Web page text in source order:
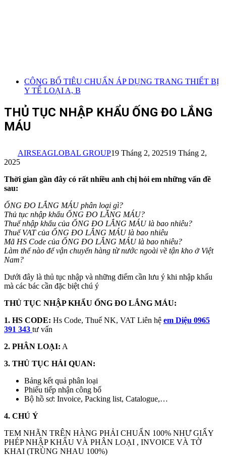
CÔNG BỐ TIÊU CHUẨN ÁP DỤNG TRANG THIẾT BỊ
Y TẾ LOẠI A, B
THỦ TỤC NHẬP KHẨU ỐNG ĐO LẮNG
MÁU
AIRSEAGLOBAL GROUP19 Tháng 2, 202519 Tháng 2,
2025
Thời gian gần đây có rất nhiều anh chị hỏi em những vấn đề
sau:
ỐNG ĐO LẮNG MÁU phân loại gì?
Thủ tục nhập khẩu ỐNG ĐO LẮNG MÁU?
Thuế nhập khẩu của ỐNG ĐO LẮNG MÁU là bao nhiêu?
Thuế VAT của ỐNG ĐO LẮNG MÁU là bao nhiêu
Mã HS Code của ỐNG ĐO LẮNG MÁU là bao nhiêu?
Làm thế nào để vận chuyển hàng từ nước ngoài về tận kho ở Việt
Nam?
Dưới đây là thủ tục nhập và những điểm cần lưu ý khi nhập khẩu
mà các bác cần đặc biệt chú ý
THỦ TỤC NHẬP KHẨU ỐNG ĐO LẮNG MÁU:
1. HS CODE: Hs Code, Thuế NK, VAT Liên hệ em Diệu 0965
391 343 tư vấn
2. PHÂN LOẠI: A
3. THỦ TỤC HẢI QUAN:
Bảng kết quả phân loại
Phiếu tiếp nhận công bố
Bộ hồ sơ: Invoice, Packing list, Catalogue,…
4. CHÚ Ý
TEM NHÃN TRÊN HÀNG PHẢI CHUẨN 100% NHƯ GIẤY
PHÉP NHẬP KHẨU VÀ PHÂN LOẠI , INVOICE VÀ TỜ
KHAI (TRÙNG NHAU 100%)